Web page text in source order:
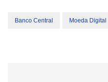
Banco Central Moeda Digital